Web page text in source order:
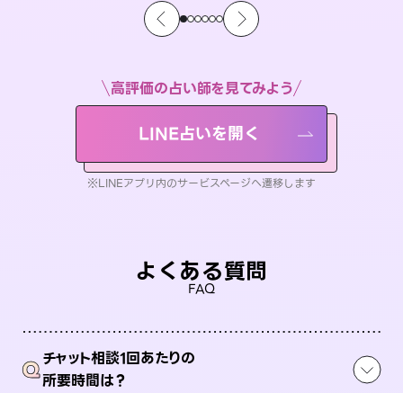
高評価の占い師を見てみよう
LINE占いを開く
※LINEアプリ内のサービスページへ遷移します
よくある質問
FAQ
Qチャット相談1回あたりの
所要時間は？